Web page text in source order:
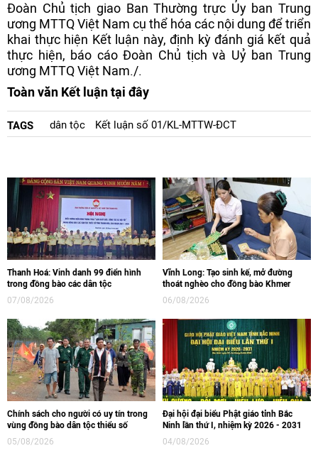
Đoàn Chủ tịch giao Ban Thường trực Ủy ban Trung
ương MTTQ Việt Nam cụ thể hóa các nội dung để triển
khai thực hiện Kết luận này, định kỳ đánh giá kết quả
thực hiện, báo cáo Đoàn Chủ tịch và Uỷ ban Trung
ương MTTQ Việt Nam./.
Toàn văn Kết luận tại đây
TAGS dân tộc Kết luận số 01/KL-MTTW-ĐCT
Thanh Hoá: Vinh danh 99 điển hình
trong đồng bào các dân tộc
07/08/2026
Vĩnh Long: Tạo sinh kế, mở đường
thoát nghèo cho đồng bào Khmer
06/08/2026
Chính sách cho người có uy tín trong
vùng đồng bào dân tộc thiểu số
05/08/2026
Đại hội đại biểu Phật giáo tỉnh Bắc
Ninh lần thứ I, nhiệm kỳ 2026 - 2031
04/08/2026